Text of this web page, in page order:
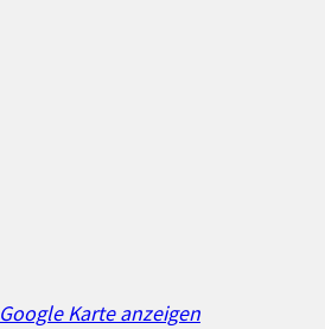
Google Karte anzeigen